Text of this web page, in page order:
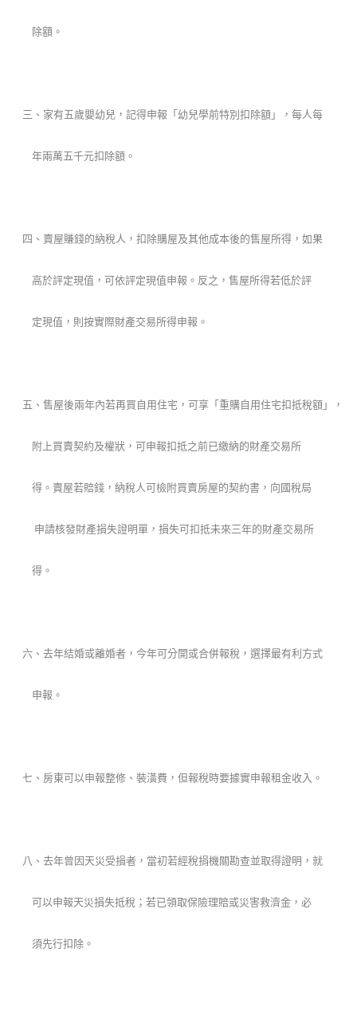
除額。
三、家有五歲嬰幼兒，記得申報「幼兒學前特別扣除額」，每人每
年兩萬五千元扣除額。
四、賣屋賺錢的納稅人，扣除購屋及其他成本後的售屋所得，如果
高於評定現值，可依評定現值申報。反之，售屋所得若低於評
定現值，則按實際財產交易所得申報。
五、售屋後兩年內若再買自用住宅，可享「重購自用住宅扣抵稅額」，
附上買賣契約及權狀，可申報扣抵之前已繳納的財產交易所
得。賣屋若賠錢，納稅人可檢附買賣房屋的契約書，向國稅局
申請核發財產損失證明單，損失可扣抵未來三年的財產交易所
得。
六、去年結婚或離婚者，今年可分開或合併報稅，選擇最有利方式
申報。
七、房東可以申報整修、裝潢費，但報稅時要據實申報租金收入。
八、去年曾因天災受損者，當初若經稅捐機關勘查並取得證明，就
可以申報天災損失抵稅；若已領取保險理賠或災害救濟金，必
須先行扣除。